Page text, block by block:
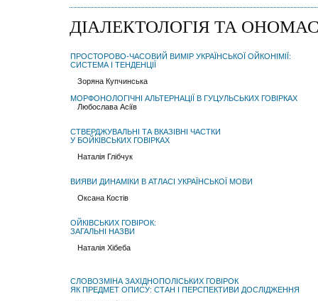
ДІАЛЕКТОЛОГІЯ ТА
ПРОСТОРОВО-ЧАСОВИЙ ВИМІР УКРАЇНСЬКОЇ ОЙКОНІМІЇ:
СИСТЕМА І ТЕНДЕНЦІЇ
Зоряна Купчинська
МОРФОНОЛОГІЧНІ АЛЬТЕРНАЦІЇ В ГУЦУЛЬСЬКИХ ГОВІРКАХ
Любослава Асіїв
СТВЕРДЖУВАЛЬНІ ТА ВКАЗІВНІ ЧАСТКИ
У БОЙКІВСЬКИХ ГОВІРКАХ
Наталія Глібчук
ВИЯВИ ДИНАМІКИ В АТЛАСІ УКРАЇНСЬКОЇ МОВИ
Оксана Костів
ОЙКІВСЬКИХ ГОВІРОК:
ЗАГАЛЬНІ НАЗВИ
Наталія Хібеба
СЛОВОЗМІНА ЗАХІДНОПОЛІСЬКИХ ГОВІРОК
ЯК ПРЕДМЕТ ОПИСУ: СТАН І ПЕРСПЕКТИВИ ДОСЛІДЖЕННЯ